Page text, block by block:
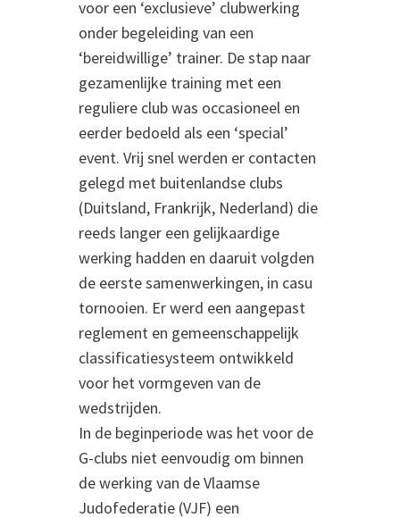
voor een ‘exclusieve’ clubwerking
onder begeleiding van een
‘bereidwillige’ trainer. De stap naar
gezamenlijke training met een
reguliere club was occasioneel en
eerder bedoeld als een ‘special’
event. Vrij snel werden er contacten
gelegd met buitenlandse clubs
(Duitsland, Frankrijk, Nederland) die
reeds langer een gelijkaardige
werking hadden en daaruit volgden
de eerste samenwerkingen, in casu
tornooien. Er werd een aangepast
reglement en gemeenschappelijk
classificatiesysteem ontwikkeld
voor het vormgeven van de
wedstrijden.
In de beginperiode was het voor de
G-clubs niet eenvoudig om binnen
de werking van de Vlaamse
Judofederatie (VJF) een